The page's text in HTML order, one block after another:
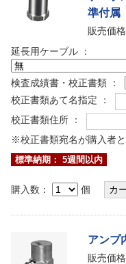
準付属
販売価格
延長用ケーブル ：
検査成績書・校正書類 ：
校正書類あて名指定 ：
校正書類住所 ：
※校正書類宛名が購入者
標準納期： 5週間以内
購入数： 個
アンプ
販売価格